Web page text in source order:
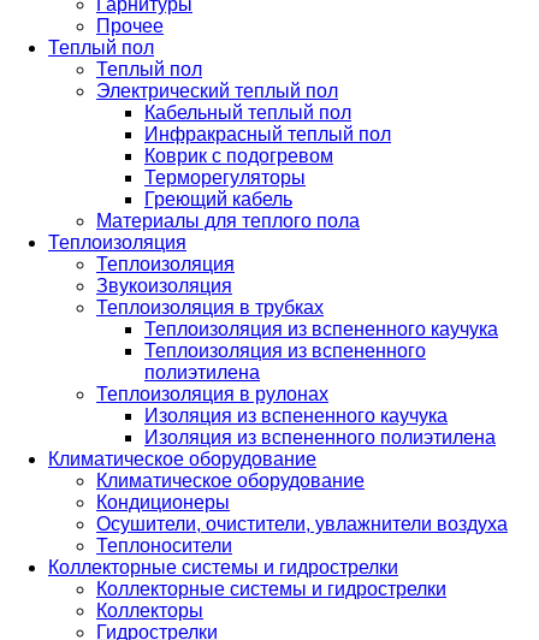
Гарнитуры
Прочее
Теплый пол
Теплый пол
Электрический теплый пол
Кабельный теплый пол
Инфракрасный теплый пол
Коврик с подогревом
Терморегуляторы
Греющий кабель
Материалы для теплого пола
Теплоизоляция
Теплоизоляция
Звукоизоляция
Теплоизоляция в трубках
Теплоизоляция из вспененного каучука
Теплоизоляция из вспененного
полиэтилена
Теплоизоляция в рулонах
Изоляция из вспененного каучука
Изоляция из вспененного полиэтилена
Климатическое оборудование
Климатическое оборудование
Кондиционеры
Осушители, очистители, увлажнители воздуха
Теплоносители
Коллекторные системы и гидрострелки
Коллекторные системы и гидрострелки
Коллекторы
Гидрострелки